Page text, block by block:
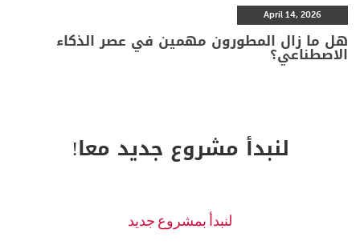
April 14, 2026
هل ما زال المطورون مهمين في عصر الذكاء
الاصطناعي؟
لنبدأ مشروع جديد معا!